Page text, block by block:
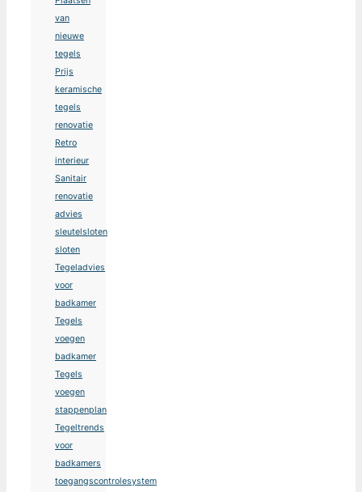
van
nieuwe
tegels
Prijs
keramische
tegels
renovatie
Retro
interieur
Sanitair
renovatie
advies
sleutelsloten
sloten
Tegeladvies
voor
badkamer
Tegels
voegen
badkamer
Tegels
voegen
stappenplan
Tegeltrends
voor
badkamers
toegangscontrolesystem